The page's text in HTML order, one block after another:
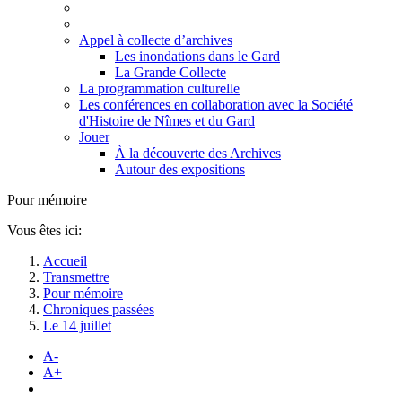
Appel à collecte d’archives
Les inondations dans le Gard
La Grande Collecte
La programmation culturelle
Les conférences en collaboration avec la Société
d'Histoire de Nîmes et du Gard
Jouer
À la découverte des Archives
Autour des expositions
Pour mémoire
Vous êtes ici:
Accueil
Transmettre
Pour mémoire
Chroniques passées
Le 14 juillet
A-
A+